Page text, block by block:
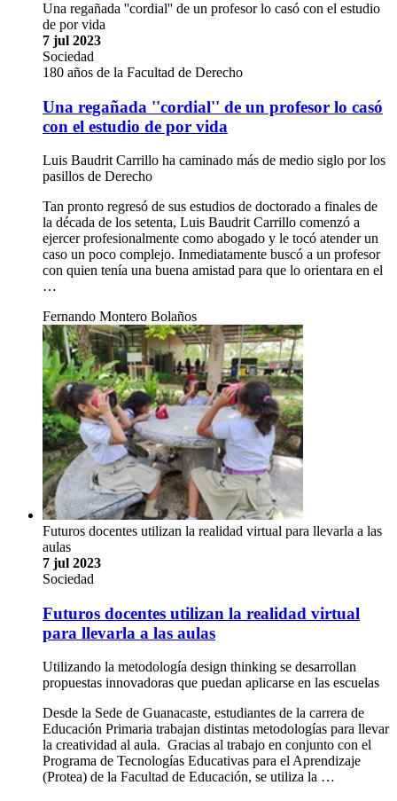
Una regañada ''cordial'' de un profesor lo casó con el estudio
de por vida
7 jul 2023
Sociedad
180 años de la Facultad de Derecho
Una regañada ''cordial'' de un profesor lo casó
con el estudio de por vida
Luis Baudrit Carrillo ha caminado más de medio siglo por los
pasillos de Derecho
Tan pronto regresó de sus estudios de doctorado a finales de
la década de los setenta, Luis Baudrit Carrillo comenzó a
ejercer profesionalmente como abogado y le tocó atender un
caso un poco complejo. Inmediatamente buscó a un profesor
con quien tenía una buena amistad para que lo orientara en el
…
Fernando Montero Bolaños
Futuros docentes utilizan la realidad virtual para llevarla a las
aulas
7 jul 2023
Sociedad
Futuros docentes utilizan la realidad virtual
para llevarla a las aulas
Utilizando la metodología design thinking se desarrollan
propuestas innovadoras que puedan aplicarse en las escuelas
Desde la Sede de Guanacaste, estudiantes de la carrera de
Educación Primaria trabajan distintas metodologías para llevar
la creatividad al aula. Gracias al trabajo en conjunto con el
Programa de Tecnologías Educativas para el Aprendizaje
(Protea) de la Facultad de Educación, se utiliza la …